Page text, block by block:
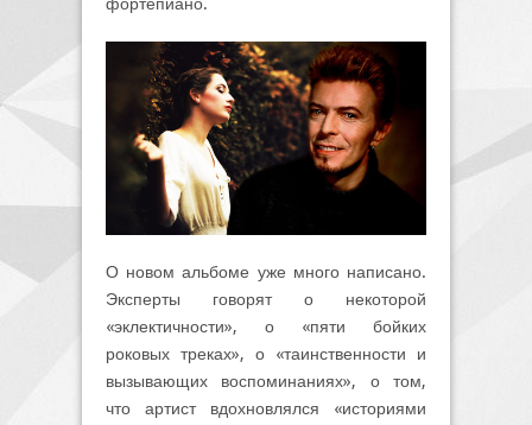
О новом альбоме уже много написано.
Эксперты говорят о некоторой
«эклектичности», о «пяти бойких
роковых треках», о «таинственности и
вызывающих воспоминаниях», о том,
что артист вдохновлялся «историями